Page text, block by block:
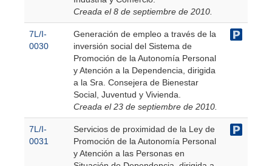
Creada el 8 de septiembre de 2010.
7L/I-
0030
Generación de empleo a través de la
inversión social del Sistema de
Promoción de la Autonomía Personal
y Atención a la Dependencia, dirigida
a la Sra. Consejera de Bienestar
Social, Juventud y Vivienda.
Creada el 23 de septiembre de 2010.
7L/I-
0031
Servicios de proximidad de la Ley de
Promoción de la Autonomía Personal
y Atención a las Personas en